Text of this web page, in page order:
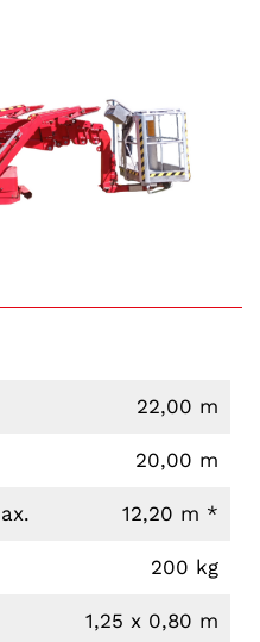
22,00 m
20,00 m
12,20 m *
200 kg
1,25 x 0,80 m